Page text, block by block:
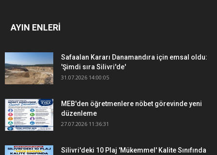
AYIN ENLERİ
Safaalan Kararı Danamandıra için emsal oldu:
'Şimdi sıra Silivri'de'
31.07.2026 14:00:05
MEB'den öğretmenlere nöbet görevinde yeni
düzenleme
27.07.2026 11:36:31
Silivri'deki 10 Plaj 'Mükemmel' Kalite Sınıfında